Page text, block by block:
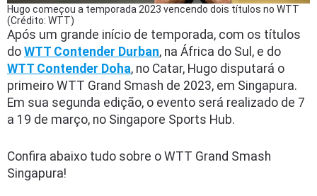
Hugo começou a temporada 2023 vencendo dois títulos no WTT
(Crédito: WTT)
Após um grande início de temporada, com os títulos
do WTT Contender Durban, na África do Sul, e do
WTT Contender Doha, no Catar, Hugo disputará o
primeiro WTT Grand Smash de 2023, em Singapura.
Em sua segunda edição, o evento será realizado de 7
a 19 de março, no Singapore Sports Hub.
Confira abaixo tudo sobre o WTT Grand Smash
Singapura!